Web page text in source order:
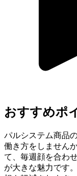
おすすめポ
パルシステム商品
働き方をしません
て、毎週顔を合わ
が大きな魅力です